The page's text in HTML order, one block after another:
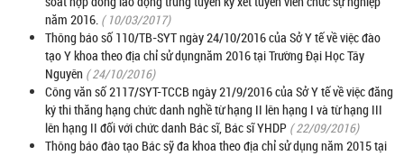
năm 2016. ( 10/03/2017)
Thông báo số 110/TB-SYT ngày 24/10/2016 của Sở Y tế về việc đào
tạo Y khoa theo địa chỉ sử dụngnăm 2016 tại Trường Đại Học Tây
Nguyên ( 24/10/2016)
Công văn số 2117/SYT-TCCB ngày 21/9/2016 của Sở Y tế về việc đăng
ký thi thăng hạng chức danh nghề từ hạng II lên hạng I và từ hạng III
lên hạng II đối với chức danh Bác sĩ, Bác sĩ YHDP ( 22/09/2016)
Thông báo đào tạo Bác sỹ đa khoa theo địa chỉ sử dụng năm 2015 tại